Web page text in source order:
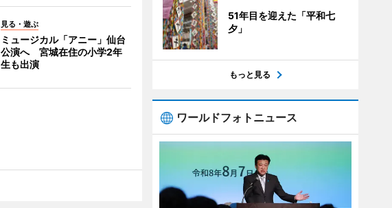
見る・遊ぶ
ミュージカル「アニー」仙台
公演へ 宮城在住の小学2年
生も出演
51年目を迎えた「平和七
夕」
もっと見る
ワールドフォトニュース